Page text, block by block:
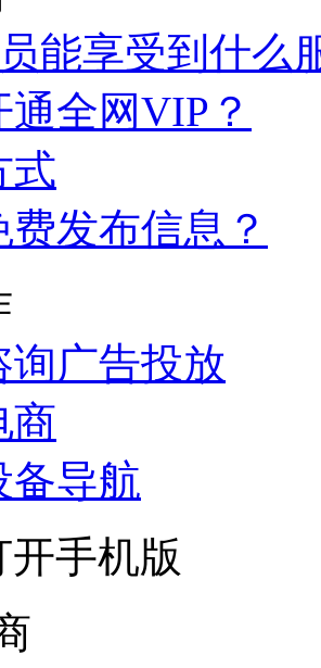
能享受到什么
全网VIP？
式
发布信息？
询广告投放
商
备导航
手机版